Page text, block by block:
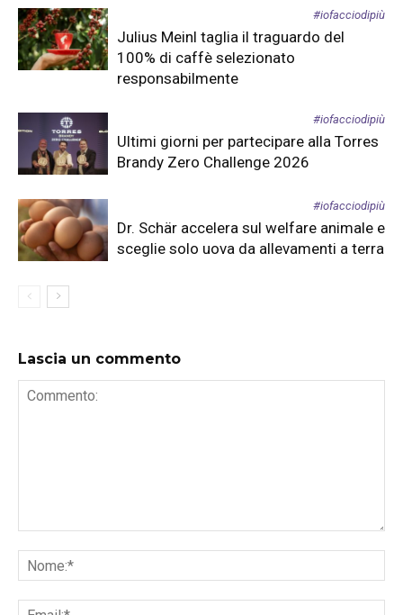
#iofacciodipiù
Julius Meinl taglia il traguardo del
100% di caffè selezionato
responsabilmente
#iofacciodipiù
Ultimi giorni per partecipare alla Torres
Brandy Zero Challenge 2026
#iofacciodipiù
Dr. Schär accelera sul welfare animale e
sceglie solo uova da allevamenti a terra
Lascia un commento